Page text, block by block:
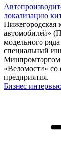
локализацию
Нижегородская
автомобилей»
модельного
специальный
Минпромторгом
«Ведомости» со
предприятия.
Бизнес интервью